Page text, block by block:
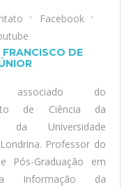
Facebook
DE
associado do
de Ciência da
da Universidade
Professor do
Pós-Graduação em
Informação da